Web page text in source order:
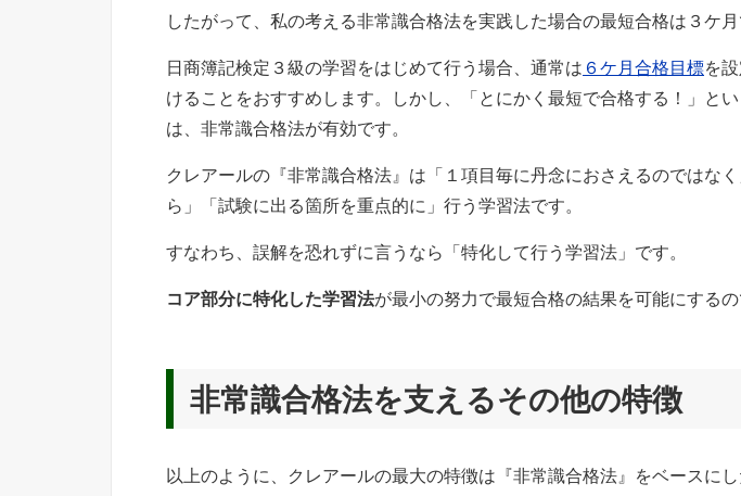
したがって、私の考える非常識合格法を実践した場合の最短合格は３ケ月
日商簿記検定３級の学習をはじめて行う場合、通常は ６ケ月合格目標を
けることをおすすめします。しかし、「とにかく最短で合格する！」と
は、非常識合格法が有効です。
クレアールの『非常識合格法』は「１項目毎に丹念におさえるのではな
ら」「試験に出る箇所を重点的に」行う学習法です。
すなわち、誤解を恐れずに言うなら「特化して行う学習法」です。
コア部分に特化した学習法が最小の努力で最短合格の結果を可能にするの
非常識合格法を支えるその他の特徴
以上のように、クレアールの最大の特徴は『非常識合格法』をベースに